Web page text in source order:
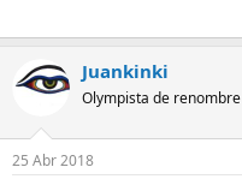
Juankinki
Olympista de renombre
25 Abr 2018